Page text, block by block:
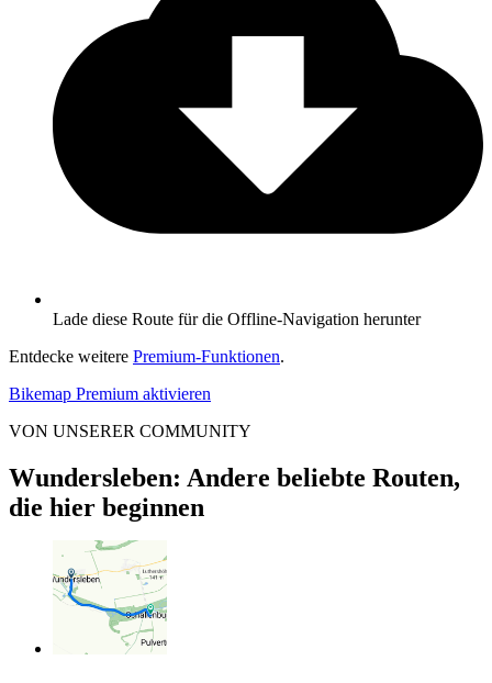
Lade diese Route für die Offline-Navigation herunter
Entdecke weitere Premium-Funktionen.
Bikemap Premium aktivieren
VON UNSERER COMMUNITY
Wundersleben: Andere beliebte Routen,
die hier beginnen